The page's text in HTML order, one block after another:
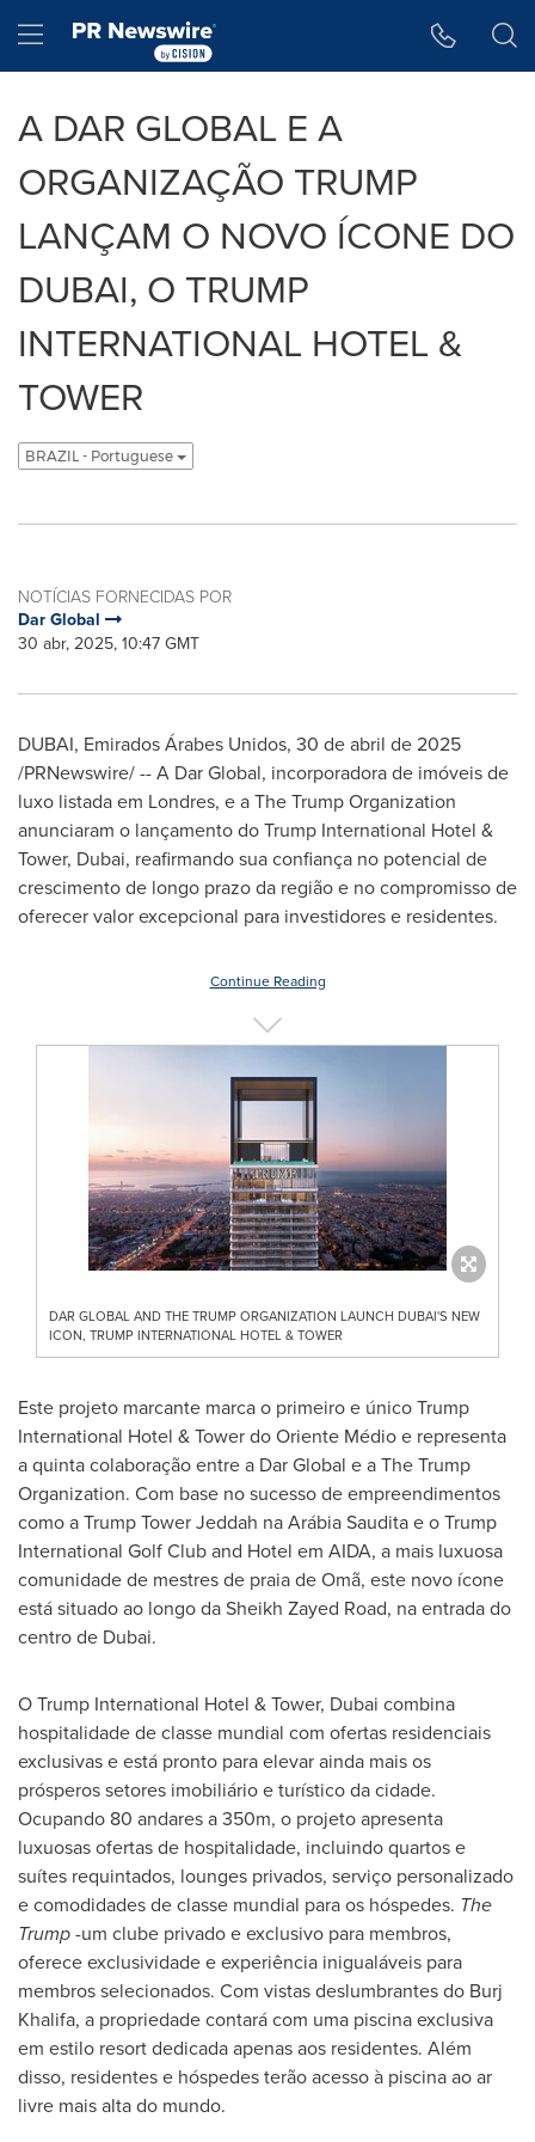
Hamburger menu
A DAR GLOBAL E A
ORGANIZAÇÃO TRUMP
LANÇAM O NOVO ÍCONE DO
DUBAI, O TRUMP
INTERNATIONAL HOTEL &
TOWER
BRAZIL - Portuguese
NOTÍCIAS FORNECIDAS POR
Dar Global
30 abr, 2025, 10:47 GMT
DUBAI, Emirados Árabes Unidos, 30 de abril de 2025
/PRNewswire/ -- A Dar Global, incorporadora de imóveis de
luxo listada em Londres, e a The Trump Organization
anunciaram o lançamento do Trump International Hotel &
Tower, Dubai, reafirmando sua confiança no potencial de
crescimento de longo prazo da região e no compromisso de
oferecer valor excepcional para investidores e residentes.
Continue Reading
DAR GLOBAL AND THE TRUMP ORGANIZATION LAUNCH DUBAI'S NEW
ICON, TRUMP INTERNATIONAL HOTEL & TOWER
Este projeto marcante marca o primeiro e único Trump
International Hotel & Tower do Oriente Médio e representa
a quinta colaboração entre a Dar Global e a The Trump
Organization. Com base no sucesso de empreendimentos
como a Trump Tower Jeddah na Arábia Saudita e o Trump
International Golf Club and Hotel em AIDA, a mais luxuosa
comunidade de mestres de praia de Omã, este novo ícone
está situado ao longo da Sheikh Zayed Road, na entrada do
centro de Dubai.
O Trump International Hotel & Tower, Dubai combina
hospitalidade de classe mundial com ofertas residenciais
exclusivas e está pronto para elevar ainda mais os
prósperos setores imobiliário e turístico da cidade.
Ocupando 80 andares a350m, o projeto apresenta
luxuosas ofertas de hospitalidade, incluindo quartos e
suítes requintados, lounges privados, serviço personalizado
e comodidades de classe mundial para os hóspedes. The
Trump -um clube privado e exclusivo para membros,
oferece exclusividade e experiência inigualáveis para
membros selecionados. Com vistas deslumbrantes do Burj
Khalifa, a propriedade contará com uma piscina exclusiva
em estilo resort dedicada apenas aos residentes. Além
disso, residentes e hóspedes terão acesso à piscina ao ar
livre mais alta do mundo.